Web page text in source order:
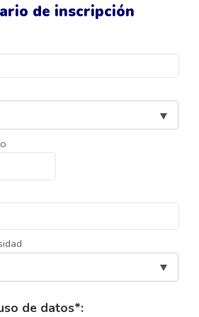
de inscripción
de datos*: